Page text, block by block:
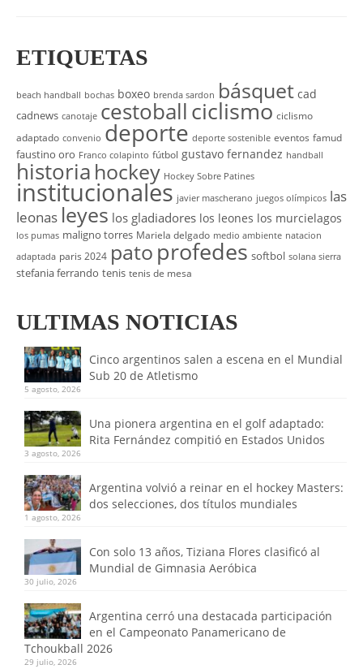
ETIQUETAS
beach handball bochas boxeo brenda sardon básquet cad
cadnews canotaje cestoballciclismo ciclismo
adaptado convenio deporte deporte sostenible eventos famud
faustino oro Franco colapinto fútbol gustavo fernandez handball
historia hockey Hockey Sobre Patines
institucionales javier mascherano juegos olímpicos las
leonas leyes los gladiadores los leones los murcielagos
los pumas maligno torres Mariela delgado medio ambiente natacion
adaptada paris 2024 pato profedes softbol solana sierra
stefania ferrando tenis tenis de mesa
ULTIMAS NOTICIAS
Cinco argentinos salen a escena en el Mundial
Sub 20 de Atletismo
5 agosto, 2026
Una pionera argentina en el golf adaptado:
Rita Fernández compitió en Estados Unidos
3 agosto, 2026
Argentina volvió a reinar en el hockey Masters:
dos selecciones, dos títulos mundiales
1 agosto, 2026
Con solo 13 años, Tiziana Flores clasificó al
Mundial de Gimnasia Aeróbica
30 julio, 2026
Argentina cerró una destacada participación
en el Campeonato Panamericano de
Tchoukball 2026
29 julio, 2026